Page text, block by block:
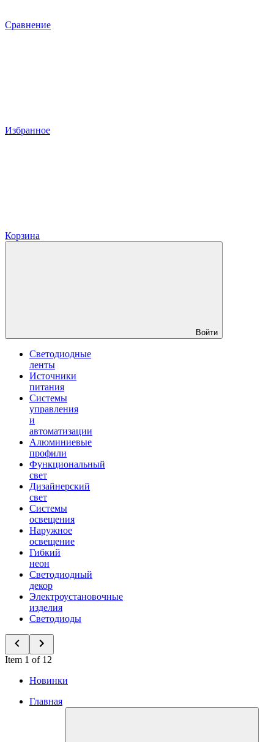
Сравнение
Избранное
Корзина
Войти
Светодиодные
ленты
Источники
питания
Системы
управления
и
автоматизации
Алюминиевые
профили
Функциональный
свет
Дизайнерский
свет
Системы
освещения
Наружное
освещение
Гибкий
неон
Светодиодный
декор
Электроустановочные
изделия
Светодиоды
Item 1 of 12
Новинки
Главная